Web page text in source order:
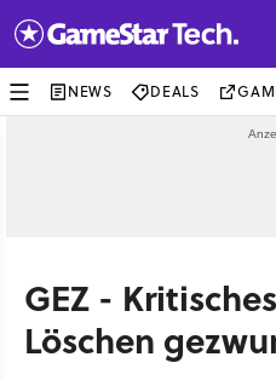
NEWS DEALS
GEZ -
Löschen